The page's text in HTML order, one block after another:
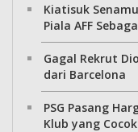
Kiatisuk
Piala AFF
Gagal Rekrut
dari Barcelona
PSG Pasang
Klub yang